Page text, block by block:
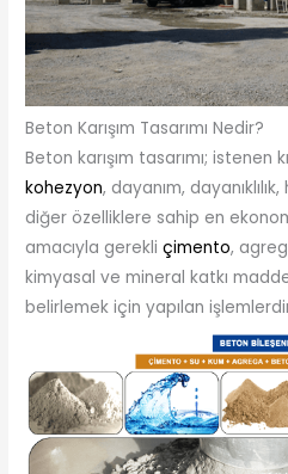
Beton Karışım Tasarımı Nedir?
Beton karışım tasarımı; istenen
kohezyon, dayanım,
diğer özelliklere sahip en
amacıyla gerekliçimento,
kimyasal ve mineral katkı
belirlemek için yapılan